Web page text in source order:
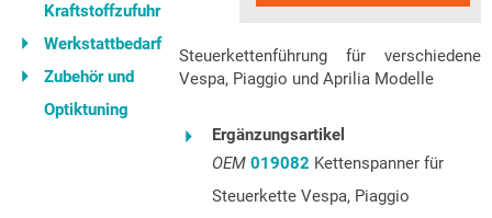
Kraftstoffzufuhr
Werkstattbedarf
Zubehör und
Optiktuning
Steuerkettenführung für verschiedene
Vespa, Piaggio und Aprilia Modelle
Ergänzungsartikel
OEM 019082 Kettenspanner für
Steuerkette Vespa, Piaggio